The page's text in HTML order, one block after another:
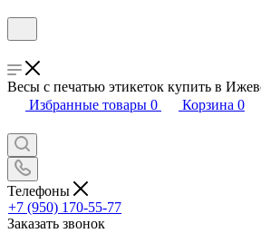
Весы с печатью этикеток купить в
Избранные товары 0 Корзина 0
Телефоны
+7 (950) 170-55-77
Заказать звонок